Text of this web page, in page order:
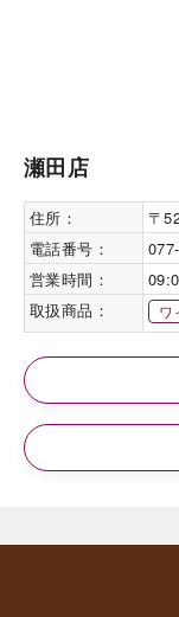
瀬田店
住所：
〒
電話番号：
営業時間：
取扱商品：
ワ